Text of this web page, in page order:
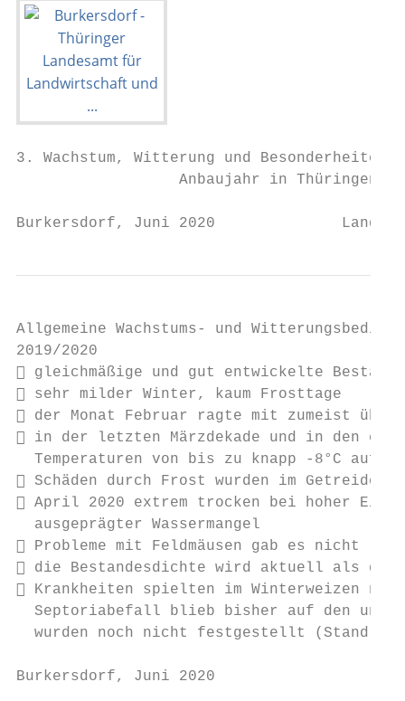
3. Wachstum, Witterung und Besonderheiten
                  Anbaujahr in Thüringen
Burkersdorf, Juni 2020
Allgemeine Wachstums- und
2019/2020
 gleichmäßige und gut entwickelte
 sehr milder Winter, kaum Frosttage
 der Monat Februar ragte mit zumeist
 in der letzten Märzdekade und in den
  Temperaturen von bis zu knapp -8°C auf
 Schäden durch Frost wurden im
 April 2020 extrem trocken bei hoher
  ausgeprägter Wassermangel
 Probleme mit Feldmäusen gab es nicht
 die Bestandesdichte wird aktuell als
 Krankheiten spielten im Winterweizen
Septoriabefall blieb bisher auf den
wurden noch nicht festgestellt (Stand:
Burkersdorf, Juni 2020